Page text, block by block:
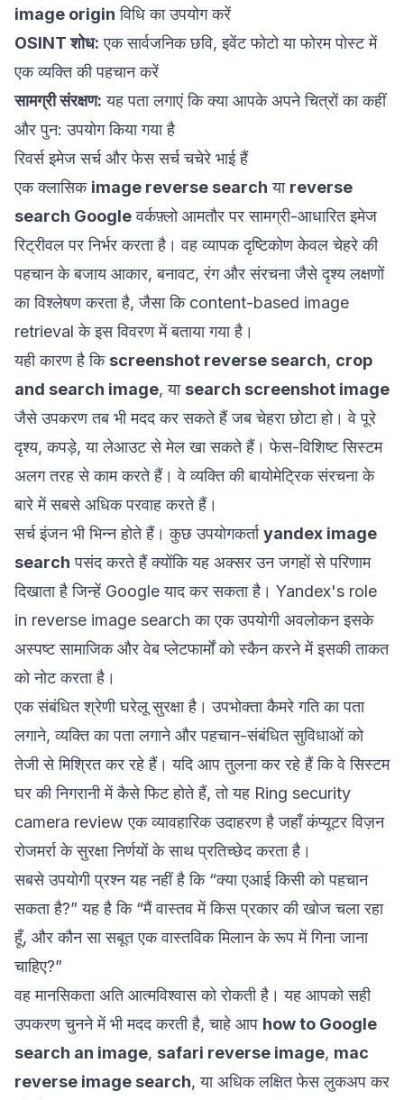
image origin विधि का उपयोग करें
OSINT शोध: एक सार्वजनिक छवि, इवेंट फोटो या फोरम पोस्ट में
एक व्यक्ति की पहचान करें
सामग्री संरक्षण: यह पता लगाएं कि क्या आपके अपने चित्रों का कहीं
और पुन: उपयोग किया गया है
रिवर्स इमेज सर्च और फेस सर्च चचेरे भाई हैं
एक क्लासिक image reverse search या reverse
search Googleवर्कफ़्लो आमतौर पर सामग्री-आधारित इमेज
रिट्रीवल पर निर्भर करता है। वह व्यापक दृष्टिकोण केवल चेहरे की
पहचान के बजाय आकार, बनावट, रंग और संरचना जैसे दृश्य लक्षणों
का विश्लेषण करता है, जैसा कि content-based image
retrieval के इस विवरण में बताया गया है।
यही कारण है कि screenshot reverse search, crop
and search image, या search screenshot image
जैसे उपकरण तब भी मदद कर सकते हैं जब चेहरा छोटा हो। वे पूरे
दृश्य, कपड़े, या लेआउट से मेल खा सकते हैं। फेस-विशिष्ट सिस्टम
अलग तरह से काम करते हैं। वे व्यक्ति की बायोमेट्रिक संरचना के
बारे में सबसे अधिक परवाह करते हैं।
सर्च इंजन भी भिन्न होते हैं। कुछ उपयोगकर्ताyandex image
search पसंद करते हैं क्योंकि यह अक्सर उन जगहों से परिणाम
दिखाता है जिन्हें Google याद कर सकता है। Yandex's role
in reverse image search का एक उपयोगी अवलोकन इसके
अस्पष्ट सामाजिक और वेब प्लेटफार्मों को स्कैन करने में इसकी ताकत
को नोट करता है।
एक संबंधित श्रेणी घरेलू सुरक्षा है। उपभोक्ता कैमरे गति का पता
लगाने, व्यक्ति का पता लगाने और पहचान-संबंधित सुविधाओं को
तेजी से मिश्रित कर रहे हैं। यदि आप तुलना कर रहे हैं कि वे सिस्टम
घर की निगरानी में कैसे फिट होते हैं, तो यह Ring security
camera review एक व्यावहारिक उदाहरण है जहाँ कंप्यूटर विज़न
रोजमर्रा के सुरक्षा निर्णयों के साथ प्रतिच्छेद करता है।
सबसे उपयोगी प्रश्न यह नहीं है कि “क्या एआई किसी को पहचान
सकता है?” यह है कि “मैं वास्तव में किस प्रकार की खोज चला रहा
हूँ, और कौन सा सबूत एक वास्तविक मिलान के रूप में गिना जाना
चाहिए?”
वह मानसिकता अति आत्मविश्वास को रोकती है। यह आपको सही
उपकरण चुनने में भी मदद करती है, चाहे आप how to Google
search an image, safari reverse image, mac
reverse image search, या अधिक लक्षित फेस लुकअप कर